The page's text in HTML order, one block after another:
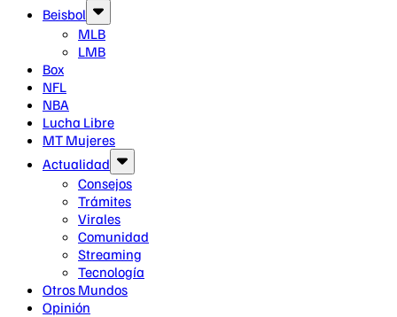
Beisbol
MLB
LMB
Box
NFL
NBA
Lucha Libre
MT Mujeres
Actualidad
Consejos
Trámites
Virales
Comunidad
Streaming
Tecnología
Otros Mundos
Opinión